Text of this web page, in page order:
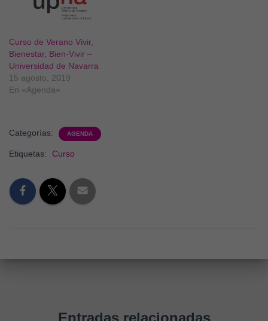
Curso de Verano Vivir,
Bienestar, Bien-Vivir –
Universidad de Navarra
15 agosto, 2019
En «Agenda»
Categorías: AGENDA
Etiquetas: Curso
Entradas relacionadas